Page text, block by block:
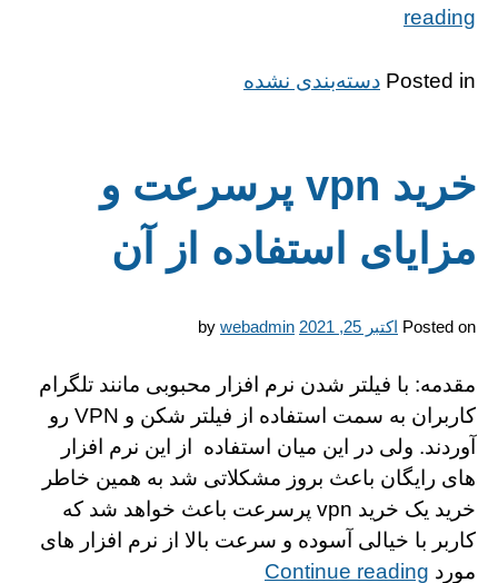
reading
Posted in دسته‌بندی نشده
خرید vpn پرسرعت و
مزایای استفاده از آن
Posted on اکتبر 25, 2021 by webadmin
مقدمه: با فیلتر شدن نرم افزار محبوبی مانند تلگرام
کاربران به سمت استفاده از فیلتر شکن و VPN رو
آوردند. ولی در این میان استفاده از این نرم افزار
های رایگان باعث بروز مشکلاتی شد به همین خاطر
خرید یک خرید vpn پرسرعت باعث خواهد شد که
کاربر با خیالی آسوده و سرعت بالا از نرم افزار های
مورد Continue reading